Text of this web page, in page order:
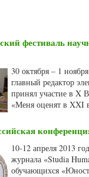
фестиваль
30 октября – 1
главный редактор
принял участие в X
«Меня оценят в XXI
10-12 апреля 2013
журнала «Studia
обучающихся